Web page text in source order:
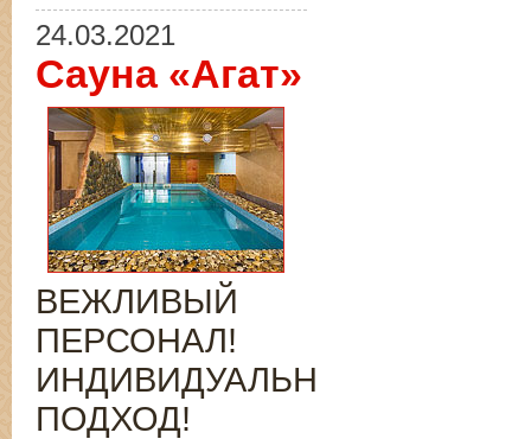
24.03.2021
Сауна «Агат»
ВЕЖЛИВЫЙ
ПЕРСОНАЛ!
ИНДИВИДУАЛЬНЫЙ
ПОДХОД!